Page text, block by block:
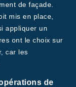
de façade.
mis en place,
appliquer un
ont le choix sur
car les
de